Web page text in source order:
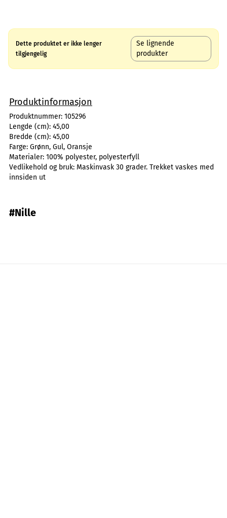
Dette produktet er ikke lenger
tilgjengelig
Se lignende
produkter
Produktinformasjon
Produktnummer: 105296
Lengde (cm): 45,00
Bredde (cm): 45,00
Farge: Grønn, Gul, Oransje
Materialer: 100% polyester, polyesterfyll
Vedlikehold og bruk: Maskinvask 30 grader. Trekket vaskes med
innsiden ut
#Nille